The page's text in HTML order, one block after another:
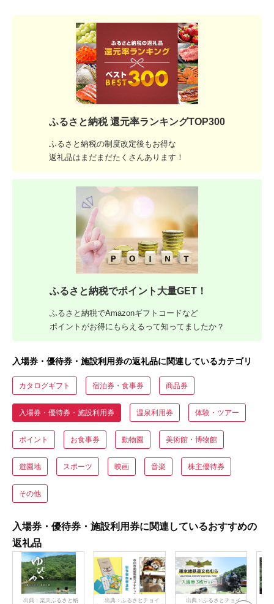
ふるさと納税 還元率ランキングTOP300
ふるさと納税の制度改定後もお得な
返礼品はまだまだたくさんあります！
ふるさと納税でポイント大量GET！
ふるさと納税でAmazonギフトコードなど
ポイントがお得にもらえるって知ってましたか？
入場券・優待券・施設利用券の返礼品に関連しているカテゴリ
カタログギフト 宿泊券・食事券 商品券
入場券・優待券・施設利用券 温泉利用券 体験・ツアー
ポイント お食事券 動物園 美術館・博物館
遊園地 スポーツ 映画 音楽 株主優待券
その他
入場券・優待券・施設利用券に関連しているおすすめの
返礼品
出典：楽天ふるさと納
出典：ふるさとチョイ
出典：ふるさとチョイ